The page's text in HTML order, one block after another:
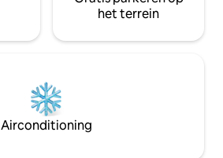
het terrein
Airconditioning